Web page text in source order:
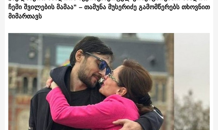
ჩემი შვილების მამაა“ – თამუნა მუსერიძე გამომწერებს თხოვნით
მიმართავს